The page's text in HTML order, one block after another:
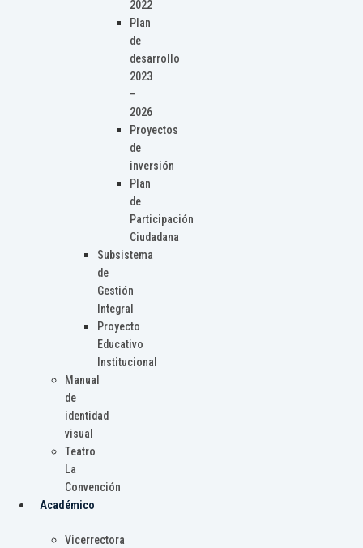
2022
Plan
de
desarrollo
2023
–
2026
Proyectos
de
inversión
Plan
de
Participación
Ciudadana
Subsistema
de
Gestión
Integral
Proyecto
Educativo
Institucional
Manual
de
identidad
visual
Teatro
La
Convención
Académico
Vicerrectora